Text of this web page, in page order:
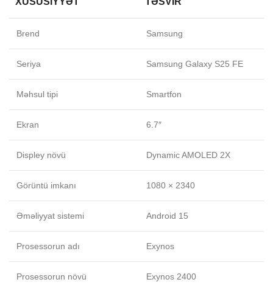
Brend Samsung
Seriya Samsung Galaxy S25 FE
Məhsul tipi Smartfon
Ekran 6.7″
Displey növü Dynamic AMOLED 2X
Görüntü imkanı 1080 × 2340
Əməliyyat sistemi Android 15
Prosessorun adı Exynos
Prosessorun növü Exynos 2400